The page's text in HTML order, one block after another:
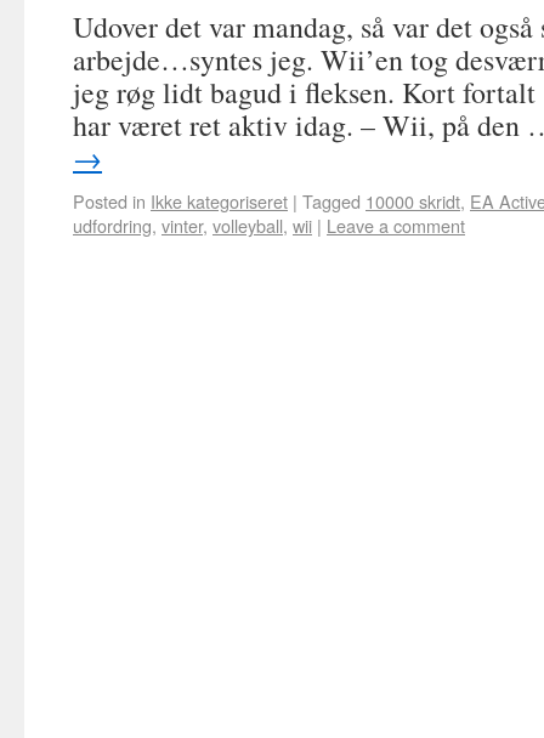
Udover det var mandag, så var det
arbejde…syntes jeg. Wii’en tog
jeg røg lidt bagud i fleksen. Kort fortalt
har været ret aktiv idag. – Wii, på
→
Posted in Ikke kategoriseret | Tagged 10000 skridt, EA
udfordring, vinter, volleyball, wii | Leave a comment